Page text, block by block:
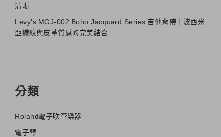
清晰
Levy’s MGJ-002 Boho Jacquard Series 吉他背帶｜波西米
亞織紋與皮革質感的完美結合
分類
Roland電子吹管樂器
電子琴